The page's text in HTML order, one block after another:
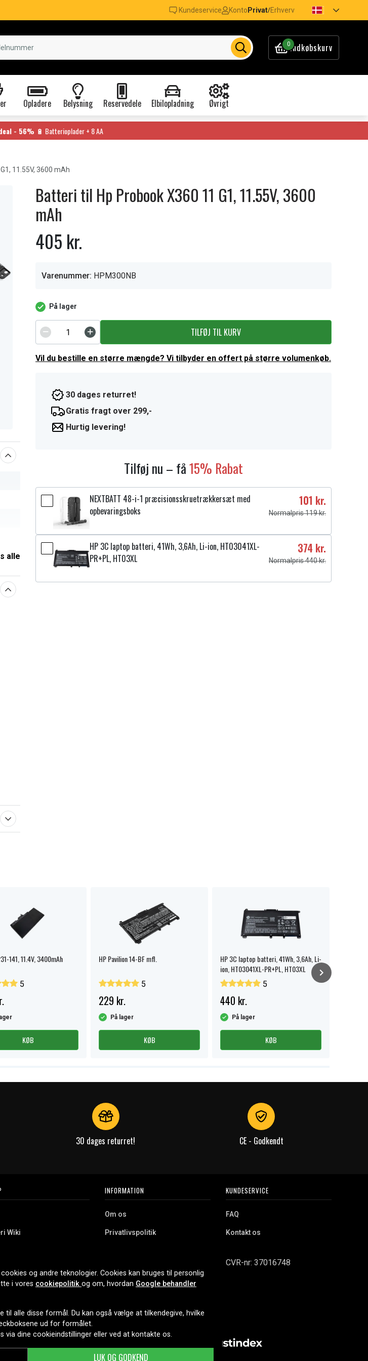
Kundeservice Konto Privat/Erhverv
0Indkøbskurv
Opladere Belysning Reservedele Elbilopladning Øvrigt
- 56% 🔋 Batterioplader + 8 AA
11.55V, 3600 mAh
alle
Batteri til Hp Probook X360 11 G1, 11.55V, 3600
mAh
405 kr.
Varenummer: HPM300NB
På lager
TILFØJ TIL KURV
Vil du bestille en større mængde? Vi tilbyder en offert på større volumenkøb.
30 dages returret!
Gratis fragt over 299,-
Hurtig levering!
Tilføj nu – få15% Rabat
NEXTBATT 48-i-1 præcisionsskruetrækkersæt med
opbevaringsboks
101 kr.
Normalpris 119 kr.
HP 3C laptop batteri, 41Wh, 3,6Ah, Li-ion, HT03041XL-
PR+PL, HT03XL
374 kr.
Normalpris 440 kr.
141, 11.4V, 3400mAh
5
KØB
HP Pavilion 14-BF mfl.
5
229 kr.
På lager
KØB
HP 3C laptop batteri, 41Wh, 3,6Ah, Li-
ion, HT03041XL-PR+PL, HT03XL
5
440 kr.
På lager
KØB
30 dages returret! CE - Godkendt
Wiki
INFORMATION
Om os
Privatlivspolitik
Cookies
KUNDESERVICE
FAQ
Kontakt os
CVR-nr: 37016748
og andre teknologier. Cookies kan bruges til personlig
i vores cookiepolitik og om, hvordan Google behandler
til alle disse formål. Du kan også vælge at tilkendegive, hvilke
ud for formålet.
dine cookieindstillinger eller ved at kontakte os.
LUK OG GODKEND